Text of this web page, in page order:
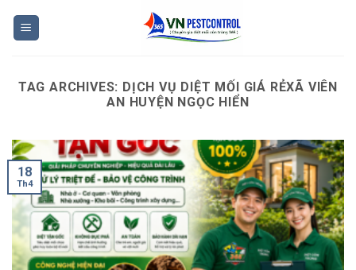
TAG ARCHIVES: DỊCH VỤ DIỆT MỐI GIÁ RẺXÃ VIÊN
AN HUYỆN NGỌC HIỂN
18
Th4